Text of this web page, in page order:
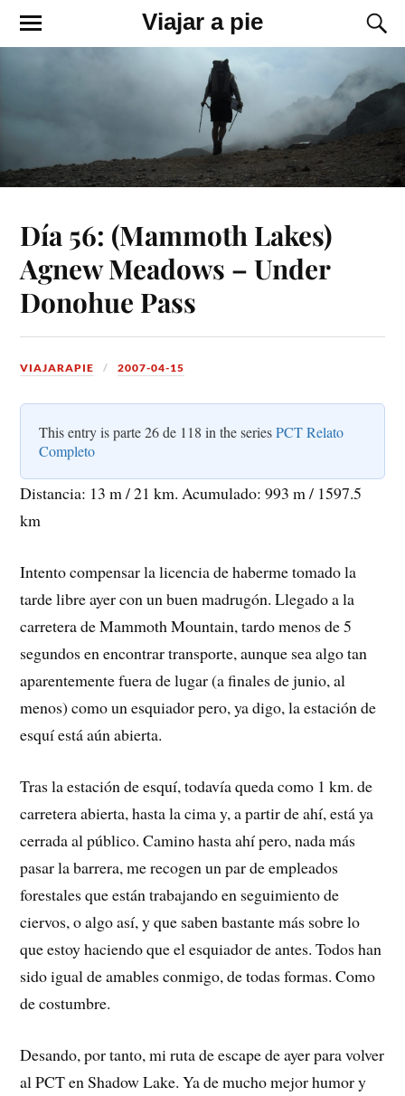
Viajar a pie
Día 56: (Mammoth Lakes)
Agnew Meadows – Under
Donohue Pass
VIAJARAPIE 2007-04-15
This entry is parte 26 de 118 in the seriesPCT Relato
Completo
Distancia: 13 m / 21 km. Acumulado: 993 m / 1597.5
km
Intento compensar la licencia de haberme tomado la
tarde libre ayer con un buen madrugón. Llegado a la
carretera de Mammoth Mountain, tardo menos de 5
segundos en encontrar transporte, aunque sea algo tan
aparentemente fuera de lugar (a finales de junio, al
menos) como un esquiador pero, ya digo, la estación de
esquí está aún abierta.
Tras la estación de esquí, todavía queda como 1 km. de
carretera abierta, hasta la cima y, a partir de ahí, está ya
cerrada al público. Camino hasta ahí pero, nada más
pasar la barrera, me recogen un par de empleados
forestales que están trabajando en seguimiento de
ciervos, o algo así, y que saben bastante más sobre lo
que estoy haciendo que el esquiador de antes. Todos han
sido igual de amables conmigo, de todas formas. Como
de costumbre.
Desando, por tanto, mi ruta de escape de ayer para volver
al PCT en Shadow Lake. Ya de mucho mejor humor y